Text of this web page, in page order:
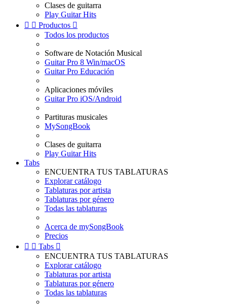
Clases de guitarra
Play Guitar Hits
  Productos 
Todos los productos
Software de Notación Musical
Guitar Pro 8 Win/macOS
Guitar Pro Educación
Aplicaciones móviles
Guitar Pro iOS/Android
Partituras musicales
MySongBook
Clases de guitarra
Play Guitar Hits
Tabs
ENCUENTRA TUS TABLATURAS
Explorar catálogo
Tablaturas por artista
Tablaturas por género
Todas las tablaturas
Acerca de mySongBook
Precios
  Tabs 
ENCUENTRA TUS TABLATURAS
Explorar catálogo
Tablaturas por artista
Tablaturas por género
Todas las tablaturas